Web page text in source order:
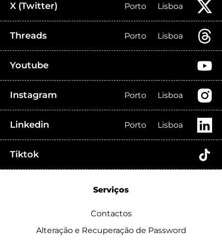
X (Twitter) Porto Lisboa
Threads Porto Lisboa
Youtube
Instagram Porto Lisboa
Linkedin Porto Lisboa
Tiktok
Serviços
Contactos
Alteração e Recuperação de Password